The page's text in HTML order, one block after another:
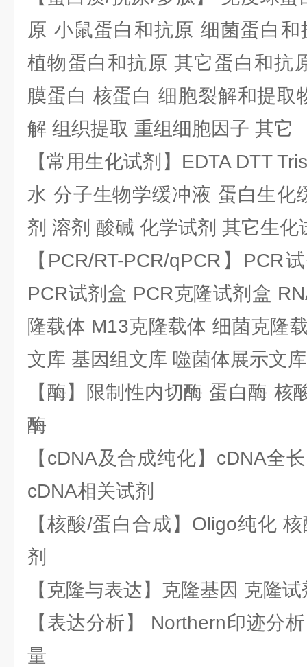
原 小鼠蛋白和抗原 细菌蛋白
植物蛋白和抗原 其它蛋白和抗
膜蛋白 核蛋白 细胞裂解和提取
解 组织提取 重组细胞因子 其它
【常用生化试剂】EDTA DTT
水 分子生物学缓冲液 蛋白生化
剂 溶剂 酸碱 化学试剂 其它生化
【PCR/RT-PCR/qPCR】PCR
PCR试剂盒 PCR克隆试剂盒
隆载体 M13克隆载体 细菌克隆
文库 基因组文库 噬菌体展示文库
【酶】限制性内切酶 蛋白酶 核
酶
【cDNA及合成纯化】cDNA全
cDNA相关试剂
【核酸/蛋白合成】Oligo纯化
剂
【克隆与表达】克隆基因 克隆
【表达分析】 Northern印迹分
量